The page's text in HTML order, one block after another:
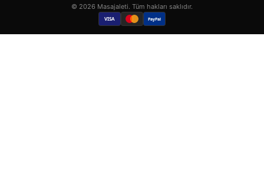
© 2026 Masajaleti. Tüm hakları saklıdır.
VISA PayPal